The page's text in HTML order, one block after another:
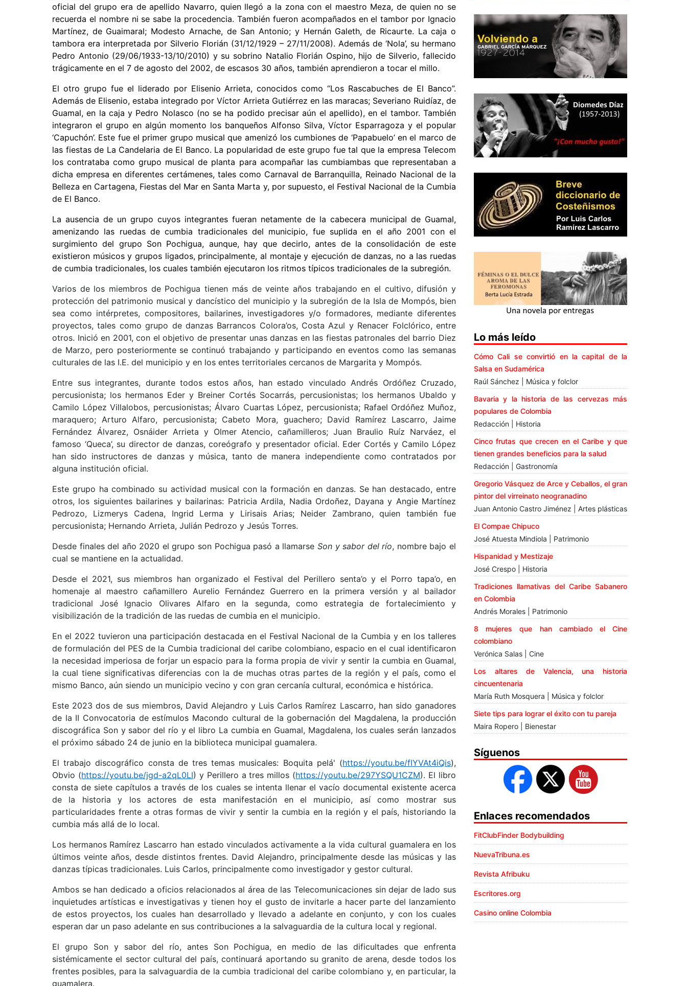
oficial del grupo era de apellido Navarro, quien llegó a la zona con el maestro Meza, de quien no se
recuerda el nombre ni se sabe la procedencia. También fueron acompañados en el tambor por Ignacio
Martínez, de Guaimaral; Modesto Arnache, de San Antonio; y Hernán Galeth, de Ricaurte. La caja o
tambora era interpretada por Silverio Florián (31/12/1929 – 27/11/2008). Además de ‘Nola’, su hermano
Pedro Antonio (29/06/1933-13/10/2010) y su sobrino Natalio Florián Ospino, hijo de Silverio, fallecido
trágicamente en el 7 de agosto del 2002, de escasos 30 años, también aprendieron a tocar el millo.
El otro grupo fue el liderado por Elisenio Arrieta, conocidos como “Los Rascabuches de El Banco”.
Además de Elisenio, estaba integrado por Víctor Arrieta Gutiérrez en las maracas; Severiano Ruidíaz, de
Guamal, en la caja y Pedro Nolasco (no se ha podido precisar aún el apellido), en el tambor. También
integraron el grupo en algún momento los banqueños Alfonso Silva, Víctor Esparragoza y el popular
‘Capuchón’. Este fue el primer grupo musical que amenizó los cumbiones de ‘Papabuelo’ en el marco de
las fiestas de La Candelaria de El Banco. La popularidad de este grupo fue tal que la empresa Telecom
los contrataba como grupo musical de planta para acompañar las cumbiambas que representaban a
dicha empresa en diferentes certámenes, tales como Carnaval de Barranquilla, Reinado Nacional de la
Belleza en Cartagena, Fiestas del Mar en Santa Marta y, por supuesto, el Festival Nacional de la Cumbia
de El Banco.
La ausencia de un grupo cuyos integrantes fueran netamente de la cabecera municipal de Guamal,
amenizando las ruedas de cumbia tradicionales del municipio, fue suplida en el año 2001 con el
surgimiento del grupo Son Pochigua, aunque, hay que decirlo, antes de la consolidación de este
existieron músicos y grupos ligados, principalmente, al montaje y ejecución de danzas, no a las ruedas
de cumbia tradicionales, los cuales también ejecutaron los ritmos típicos tradicionales de la subregión.
Varios de los miembros de Pochigua tienen más de veinte años trabajando en el cultivo, difusión y
protección del patrimonio musical y dancístico del municipio y la subregión de la Isla de Mompós, bien
sea como intérpretes, compositores, bailarines, investigadores y/o formadores, mediante diferentes
proyectos, tales como grupo de danzas Barrancos Colora’os, Costa Azul y Renacer Folclórico, entre
otros. Inició en 2001, con el objetivo de presentar unas danzas en las fiestas patronales del barrio Diez
de Marzo, pero posteriormente se continuó trabajando y participando en eventos como las semanas
culturales de las I.E. del municipio y en los entes territoriales cercanos de Margarita y Mompós.
Entre sus integrantes, durante todos estos años, han estado vinculado Andrés Ordóñez Cruzado,
percusionista; los hermanos Eder y Breiner Cortés Socarrás, percusionistas; los hermanos Ubaldo y
Camilo López Villalobos, percusionistas; Álvaro Cuartas López, percusionista; Rafael Ordóñez Muñoz,
maraquero; Arturo Alfaro, percusionista; Cabeto Mora, guachero; David Ramírez Lascarro, Jaime
Fernández Álvarez, Osnáider Arrieta y Olmer Atencio, cañamilleros; Juan Braulio Ruíz Narváez, el
famoso ‘Queca’, su director de danzas, coreógrafo y presentador oficial. Eder Cortés y Camilo López
han sido instructores de danzas y música, tanto de manera independiente como contratados por
alguna institución oficial.
Este grupo ha combinado su actividad musical con la formación en danzas. Se han destacado, entre
otros, los siguientes bailarines y bailarinas: Patricia Ardila, Nadia Ordoñez, Dayana y Angie Martínez
Pedrozo, Lizmerys Cadena, Ingrid Lerma y Lirisais Arias; Neider Zambrano, quien también fue
percusionista; Hernando Arrieta, Julián Pedrozo y Jesús Torres.
Desde finales del año 2020 el grupo son Pochigua pasó a llamarse Son y sabor del río, nombre bajo el
cual se mantiene en la actualidad.
Desde el 2021, sus miembros han organizado el Festival del Perillero senta’o y el Porro tapa’o, en
homenaje al maestro cañamillero Aurelio Fernández Guerrero en la primera versión y al bailador
tradicional José Ignacio Olivares Alfaro en la segunda, como estrategia de fortalecimiento y
visibilización de la tradición de las ruedas de cumbia en el municipio.
En el 2022 tuvieron una participación destacada en el Festival Nacional de la Cumbia y en los talleres
de formulación del PES de la Cumbia tradicional del caribe colombiano, espacio en el cual identificaron
la necesidad imperiosa de forjar un espacio para la forma propia de vivir y sentir la cumbia en Guamal,
la cual tiene significativas diferencias con la de muchas otras partes de la región y el país, como el
mismo Banco, aún siendo un municipio vecino y con gran cercanía cultural, económica e histórica.
Este 2023 dos de sus miembros, David Alejandro y Luis Carlos Ramírez Lascarro, han sido ganadores
de la II Convocatoria de estímulos Macondo cultural de la gobernación del Magdalena, la producción
discográfica Son y sabor del río y el libro La cumbia en Guamal, Magdalena, los cuales serán lanzados
el próximo sábado 24 de junio en la biblioteca municipal guamalera.
El trabajo discográfico consta de tres temas musicales: Boquita pelá' (https://youtu.be/fIYVAt4iQis),
Obvio (https://youtu.be/jgd-a2qL0LI) y Perillero a tres millos (https://youtu.be/297YSQU1CZM). El libro
consta de siete capítulos a través de los cuales se intenta llenar el vacío documental existente acerca
de la historia y los actores de esta manifestación en el municipio, así como mostrar sus
particularidades frente a otras formas de vivir y sentir la cumbia en la región y el país, historiando la
cumbia más allá de lo local.
Los hermanos Ramírez Lascarro han estado vinculados activamente a la vida cultural guamalera en los
últimos veinte años, desde distintos frentes. David Alejandro, principalmente desde las músicas y las
danzas típicas tradicionales. Luis Carlos, principalmente como investigador y gestor cultural.
Ambos se han dedicado a oficios relacionados al área de las Telecomunicaciones sin dejar de lado sus
inquietudes artísticas e investigativas y tienen hoy el gusto de invitarle a hacer parte del lanzamiento
de estos proyectos, los cuales han desarrollado y llevado a adelante en conjunto, y con los cuales
esperan dar un paso adelante en sus contribuciones a la salvaguardia de la cultura local y regional.
El grupo Son y sabor del río, antes Son Pochigua, en medio de las dificultades que enfrenta
sistémicamente el sector cultural del país, continuará aportando su granito de arena, desde todos los
frentes posibles, para la salvaguardia de la cumbia tradicional del caribe colombiano y, en particular, la
guamalera.
Lo más leído
Cómo Cali se convirtió en la capital de la
Salsa en Sudamérica
Raúl Sánchez | Música y folclor
Bavaria y la historia de las cervezas más
populares de Colombia
Redacción | Historia
Cinco frutas que crecen en el Caribe y que
tienen grandes beneficios para la salud
Redacción | Gastronomía
Gregorio Vásquez de Arce y Ceballos, el gran
pintor del virreinato neogranadino
Juan Antonio Castro Jiménez | Artes plásticas
El Compae Chipuco
José Atuesta Mindiola | Patrimonio
Hispanidad y Mestizaje
José Crespo | Historia
Tradiciones llamativas del Caribe Sabanero
en Colombia
Andrés Morales | Patrimonio
8 mujeres que han cambiado el Cine
colombiano
Verónica Salas | Cine
Los altares de Valencia, una historia
cincuentenaria
María Ruth Mosquera | Música y folclor
Siete tips para lograr el éxito con tu pareja
Maira Ropero | Bienestar
Síguenos
Enlaces recomendados
FitClubFinder Bodybuilding
NuevaTribuna.es
Revista Afribuku
Escritores.org
Casino online Colombia